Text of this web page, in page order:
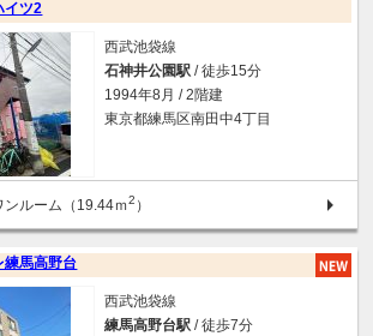
イツ2
西武池袋線
石神井公園駅 / 徒歩15分
1994年8月 / 2階建
東京都練馬区南田中4丁目
ルーム（19.44ｍ2 ）
練馬高野台
西武池袋線
練馬高野台駅 / 徒歩7分